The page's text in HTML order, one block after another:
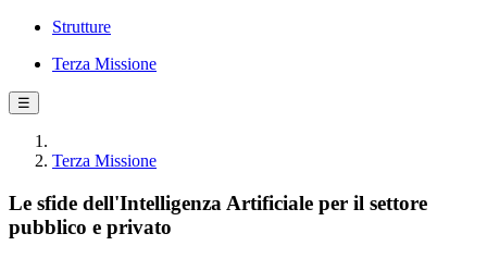
Strutture
Terza Missione
☰
Terza Missione
Le sfide dell'Intelligenza Artificiale per il settore
pubblico e privato